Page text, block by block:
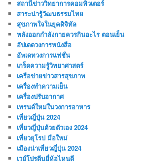
สถานีข่าววิทยาการคอมพิวเตอร์
สาระน่ารู้วัฒนธรรมไทย
สุขภาพใจในยุคดิจิทัล
หลังออกกําลังกายควรกินอะไร ตอนเย็น
อัปเดตวงการหนังสือ
อัพเดทวงการแฟชั่น
เกร็ดความรู้วิทยาศาสตร์
เครือข่ายข่าวสารสุขภาพ
เครื่องทำความเย็น
เครื่องปรับอากาศ
เทรนด์ใหม่ในวงการอาหาร
เที่ยวญี่ปุ่น 2024
เที่ยวญี่ปุ่นด้วยตัวเอง 2024
เที่ยวยุโรป มือใหม่
เมืองน่าเที่ยวญี่ปุ่น 2024
เวย์โปรตีนยี่ห้อไหนดี